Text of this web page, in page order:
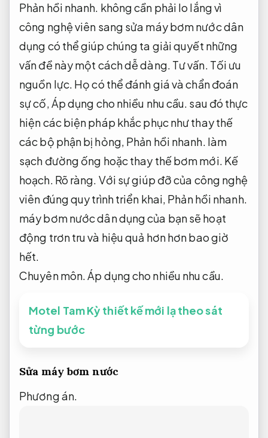
Phản hồi nhanh. không cần phải lo lắng vì
công nghệ viên sang sửa máy bơm nước dân
dụng có thể giúp chúng ta giải quyết những
vấn đề này một cách dễ dàng. Tư vấn. Tối ưu
nguồn lực. Họ có thể đánh giá và chẩn đoán
sự cố,Áp dụng cho nhiều nhu cầu. sau đó thực
hiện các biện pháp khắc phục như thay thế
các bộ phận bị hỏng, Phản hồi nhanh. làm
sạch đường ống hoặc thay thế bơm mới. Kế
hoạch. Rõ ràng. Với sự giúp đỡ của công nghệ
viên đúng quy trình triển khai, Phản hồi nhanh.
máy bơm nước dân dụng của bạn sẽ hoạt
động trơn tru và hiệu quả hơn hơn bao giờ
hết.
Chuyên môn.Áp dụng cho nhiều nhu cầu.
Motel Tam Kỳ thiết kế mới lạ theo sát
từng bước
Sửa máy bơm nước
Phương án.